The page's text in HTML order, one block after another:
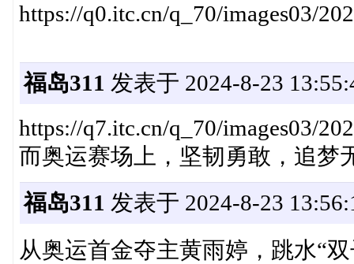
https://q0.itc.cn/q_70/images03/
福岛311 发表于 2024-8-23
https://q7.itc.cn/q_70/images03/
而奥运赛场上，坚韧勇敢，追梦
福岛311 发表于 2024-8-23
从奥运首金夺主黄雨婷，跳水“